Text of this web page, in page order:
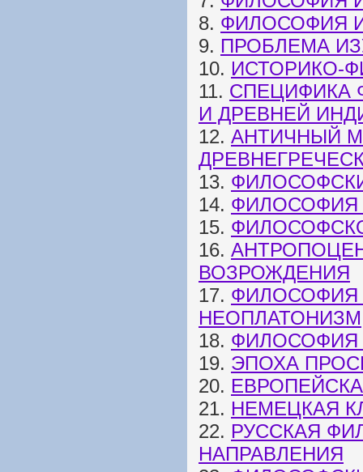
8. ФИЛОСОФИЯ
9. ПРОБЛЕМА
10. ИСТОРИКО-
11. СПЕЦИФИКА
И ДРЕВНЕЙ
12. АНТИЧНЫЙ
13.
14. ФИЛОСОФИЯ
15.
16.
ВОЗРОЖДЕНИЯ
17. ФИЛОСОФИЯ
18. ФИЛОСОФИЯ
19. ЭПОХА
20.
21. НЕМЕЦКАЯ
22. РУССКАЯ
НАПРАВЛЕНИЯ